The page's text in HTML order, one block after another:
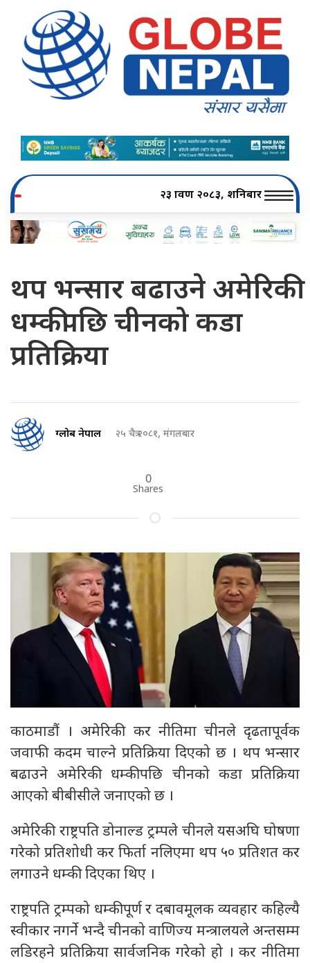
२३ श्रावण २०८३, शनिबार
थप भन्सार बढाउने अमेरिकी
धम्कीपछि चीनको कडा
प्रतिक्रिया
ग्लोब नेपाल २५ चैत्र २०८१, मंगलबार
0
Shares
काठमाडौं । अमेरिकी कर नीतिमा चीनले दृढतापूर्वक
जवाफी कदम चाल्ने प्रतिक्रिया दिएको छ । थप भन्सार
बढाउने अमेरिकी धम्कीपछि चीनको कडा प्रतिक्रिया
आएको बीबीसीले जनाएको छ ।
अमेरिकी राष्ट्रपति डोनाल्ड ट्रम्पले चीनले यसअघि घोषणा
गरेको प्रतिशोधी कर फिर्ता नलिएमा थप ५० प्रतिशत कर
लगाउने धम्की दिएका थिए ।
राष्ट्रपति ट्रम्पको धम्कीपूर्ण र दबावमूलक व्यवहार कहिल्यै
स्वीकार नगर्ने भन्दै चीनको वाणिज्य मन्त्रालयले अन्तसम्म
लडिरहने प्रतिक्रिया सार्वजनिक गरेको हो । कर नीतिमा